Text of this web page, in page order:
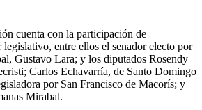
cuenta con la participación de
legislativo, entre ellos el senador electo por
Gustavo Lara; y los diputados Rosendy
Carlos Echavarría, de Santo Domingo
por San Francisco de Macorís; y
Mirabal.